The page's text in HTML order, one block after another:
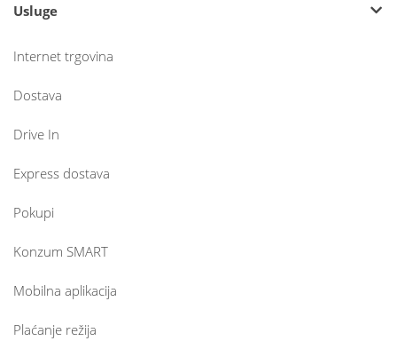
Usluge
Internet trgovina
Dostava
Drive In
Express dostava
Pokupi
Konzum SMART
Mobilna aplikacija
Plaćanje režija